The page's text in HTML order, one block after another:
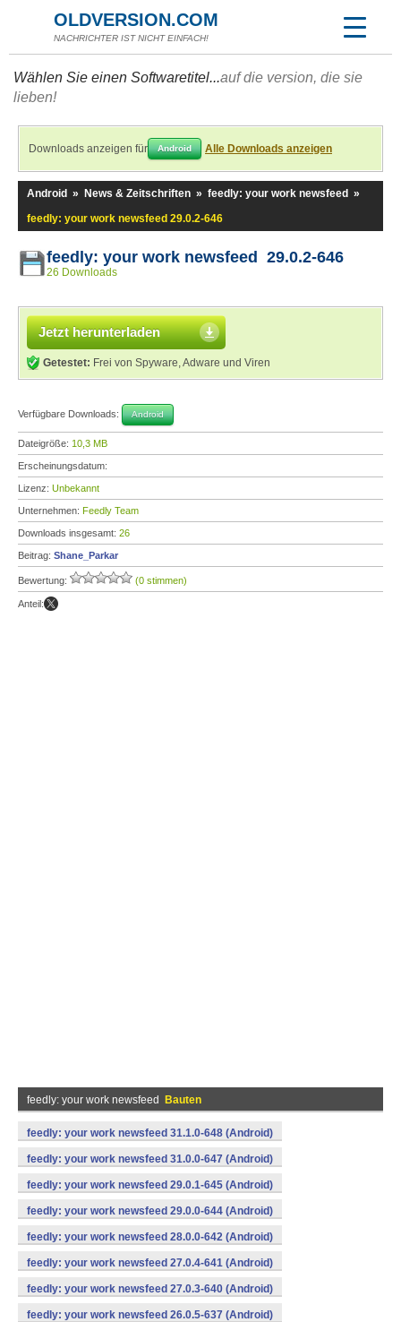
OLDVERSION.COM
NACHRICHTER IST NICHT EINFACH!
Wählen Sie einen Softwaretitel...auf die version, die sie
lieben!
Downloads anzeigen für Android Alle Downloads anzeigen
Android » News & Zeitschriften » feedly: your work newsfeed »
feedly: your work newsfeed 29.0.2-646
feedly: your work newsfeed 29.0.2-646
26 Downloads
Jetzt herunterladen
Getestet: Frei von Spyware, Adware und Viren
Verfügbare Downloads: Android
Dateigröße: 10,3 MB
Erscheinungsdatum:
Lizenz: Unbekannt
Unternehmen: Feedly Team
Downloads insgesamt: 26
Beitrag: Shane_Parkar
Bewertung: (0 stimmen)
Anteil:
feedly: your work newsfeed Bauten
feedly: your work newsfeed 31.1.0-648 (Android)
feedly: your work newsfeed 31.0.0-647 (Android)
feedly: your work newsfeed 29.0.1-645 (Android)
feedly: your work newsfeed 29.0.0-644 (Android)
feedly: your work newsfeed 28.0.0-642 (Android)
feedly: your work newsfeed 27.0.4-641 (Android)
feedly: your work newsfeed 27.0.3-640 (Android)
feedly: your work newsfeed 26.0.5-637 (Android)